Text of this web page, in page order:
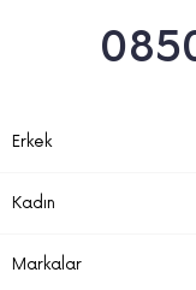
Erkek
Kadın
Markalar